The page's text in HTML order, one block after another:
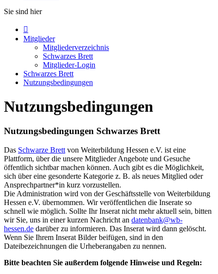
Sie sind hier

Mitglieder
Mitgliederverzeichnis
Schwarzes Brett
Mitglieder-Login
Schwarzes Brett
Nutzungsbedingungen
Nutzungsbedingungen
Nutzungsbedingungen Schwarzes Brett
Das Schwarze Brett von Weiterbildung Hessen e.V. ist eine
Plattform, über die unsere Mitglieder Angebote und Gesuche
öffentlich sichtbar machen können. Auch gibt es die Möglichkeit,
sich über eine gesonderte Kategorie z. B. als neues Mitglied oder
Ansprechpartner*in kurz vorzustellen.
Die Administration wird von der Geschäftsstelle von Weiterbildung
Hessen e.V. übernommen. Wir veröffentlichen die Inserate so
schnell wie möglich. Sollte Ihr Inserat nicht mehr aktuell sein, bitten
wir Sie, uns in einer kurzen Nachricht an datenbank@wb-
hessen.de darüber zu informieren. Das Inserat wird dann gelöscht.
Wenn Sie Ihrem Inserat Bilder beifügen, sind in den
Dateibezeichnungen die Urheberangaben zu nennen.
Bitte beachten Sie außerdem folgende Hinweise und Regeln: